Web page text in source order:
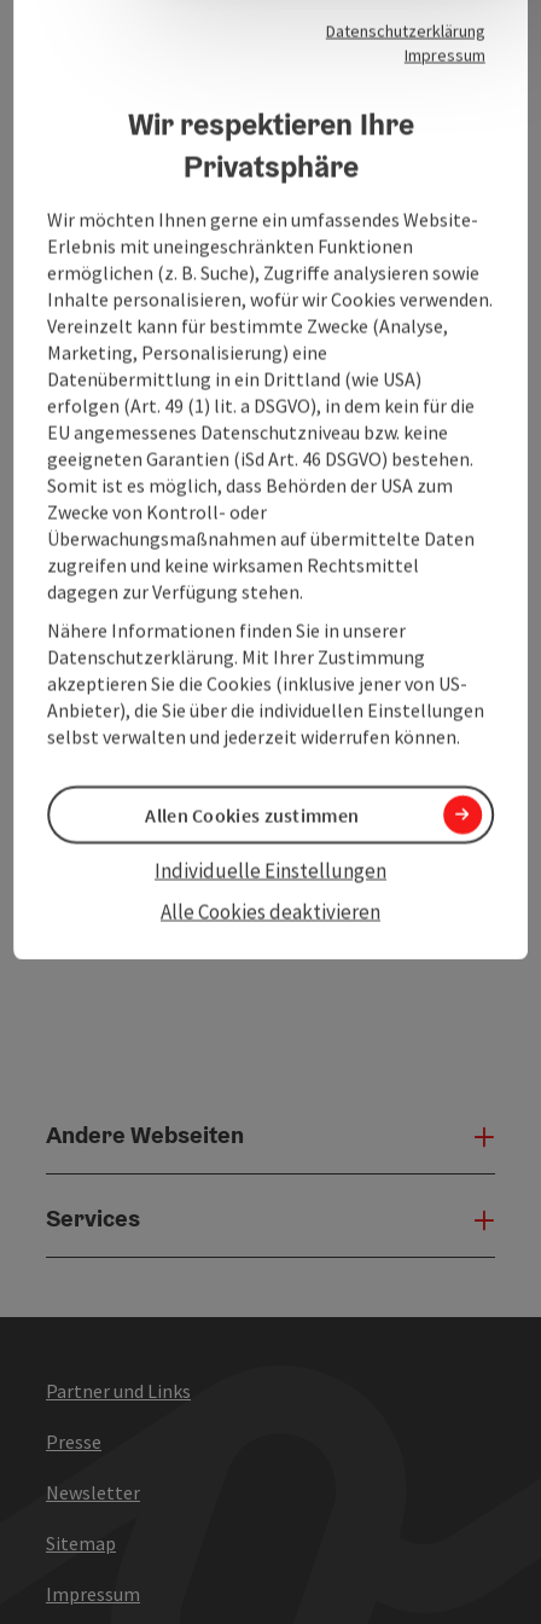
Der Stiftsgarten gliedert sich in einen englischen,
barocken und in einen Steingarten und lädt zum
Kontakt
Öffnungszeiten
Anreise/Lage
Eignung
Barrierefreiheit
Beitrag merken
zum Merkzettel
PDF erstellen
Beitrag drucken
In der Nähe
Andere Webseiten
Services
Partner und Links
Presse
Newsletter
Sitemap
Impressum
Datenschutzerklärung
Impressum
Wir respektieren Ihre
Privatsphäre
Wir möchten Ihnen gerne ein umfassendes Website-
Erlebnis mit uneingeschränkten Funktionen
ermöglichen (z. B. Suche), Zugriffe analysieren sowie
Inhalte personalisieren, wofür wir Cookies verwenden.
Vereinzelt kann für bestimmte Zwecke (Analyse,
Marketing, Personalisierung) eine
Datenübermittlung in ein Drittland (wie USA)
erfolgen (Art. 49 (1) lit. a DSGVO), in dem kein für die
EU angemessenes Datenschutzniveau bzw. keine
geeigneten Garantien (iSd Art. 46 DSGVO) bestehen.
Somit ist es möglich, dass Behörden der USA zum
Zwecke von Kontroll- oder
Überwachungsmaßnahmen auf übermittelte Daten
zugreifen und keine wirksamen Rechtsmittel
dagegen zur Verfügung stehen.
Nähere Informationen finden Sie in unserer
Datenschutzerklärung. Mit Ihrer Zustimmung
akzeptieren Sie die Cookies (inklusive jener von US-
Anbieter), die Sie über die individuellen Einstellungen
selbst verwalten und jederzeit widerrufen können.
Alle Cookies deaktivieren
Individuelle Einstellungen
Allen Cookies zustimmen